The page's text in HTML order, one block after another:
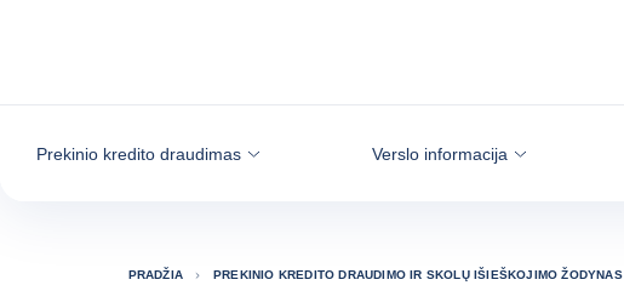
Prekinio kredito draudimas Verslo informacija
PRADŽIA PREKINIO KREDITO DRAUDIMO IR SKOLŲ IŠIEŠKOJIMO ŽODYNAS